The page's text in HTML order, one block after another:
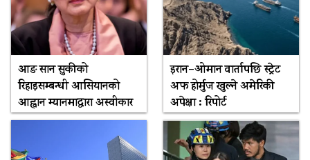
आङ सान सुकीको
रिहाइसम्बन्धी आसियानको
आह्वान म्यानमाद्वारा अस्वीकार
इरान–ओमान वार्तापछि स्ट्रेट
अफ होर्मुज खुल्ने अमेरिकी
अपेक्षा : रिपोर्ट